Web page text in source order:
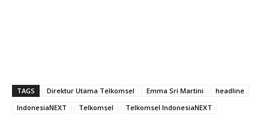
TAGS Direktur Utama Telkomsel Emma Sri Martini
headline
IndonesiaNEXT
Telkomsel Telkomsel IndonesiaNEXT